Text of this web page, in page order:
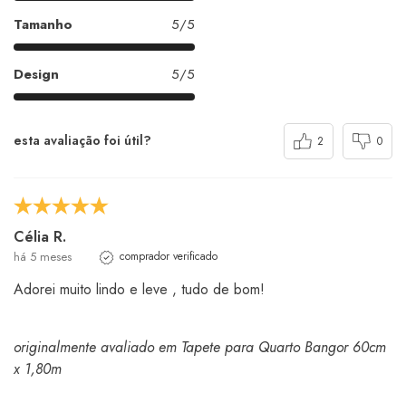
Tamanho 5/5
Design 5/5
esta avaliação foi útil? 2 0
Célia R.
há 5 meses comprador verificado
Adorei muito lindo e leve , tudo de bom!
originalmente avaliado em Tapete para Quarto Bangor 60cm
x 1,80m